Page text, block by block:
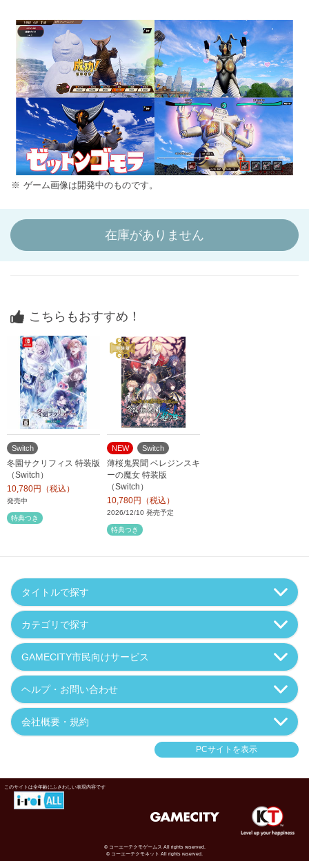
ゲーム画像は開発中のものです。
在庫がありません
こちらもおすすめ！
Switch
冬園サクリフィス 特装版
（Switch）
10,780円（税込）
発売中
特典つき
NEW Switch
薄桜鬼異聞 ベレジンスキ
ーの魔女 特装版
（Switch）
10,780円（税込）
2026/12/10 発売予定
特典つき
タイトルで探す
カテゴリで探す
GAMECITY市民向けサービス
ヘルプ・お問い合わせ
会社概要・規約
PCサイトを表示
このサイトは全年齢にふさわしい表現内容です
© コーエーテクモゲームス All rights reserved.
© コーエーテクモネット All rights reserved.